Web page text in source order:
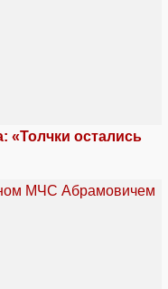
«Толчки остались